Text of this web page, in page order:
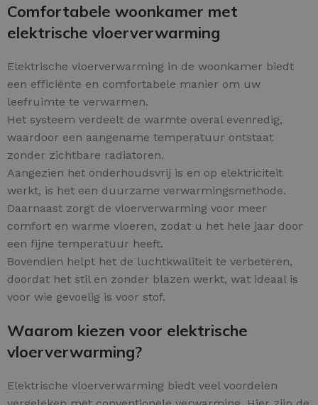
Comfortabele woonkamer met
elektrische vloerverwarming
Elektrische vloerverwarming in de woonkamer biedt
een efficiënte en comfortabele manier om uw
leefruimte te verwarmen.
Het systeem verdeelt de warmte overal evenredig,
waardoor een aangename temperatuur ontstaat
zonder zichtbare radiatoren.
Aangezien het onderhoudsvrij is en op elektriciteit
werkt, is het een duurzame verwarmingsmethode.
Daarnaast zorgt de vloerverwarming voor meer
comfort en warme vloeren, zodat u het hele jaar door
een fijne temperatuur heeft.
Bovendien helpt het de luchtkwaliteit te verbeteren,
doordat het stil en zonder blazen werkt, wat ideaal is
voor wie gevoelig is voor stof.
Waarom kiezen voor elektrische
vloerverwarming?
Elektrische vloerverwarming biedt veel voordelen